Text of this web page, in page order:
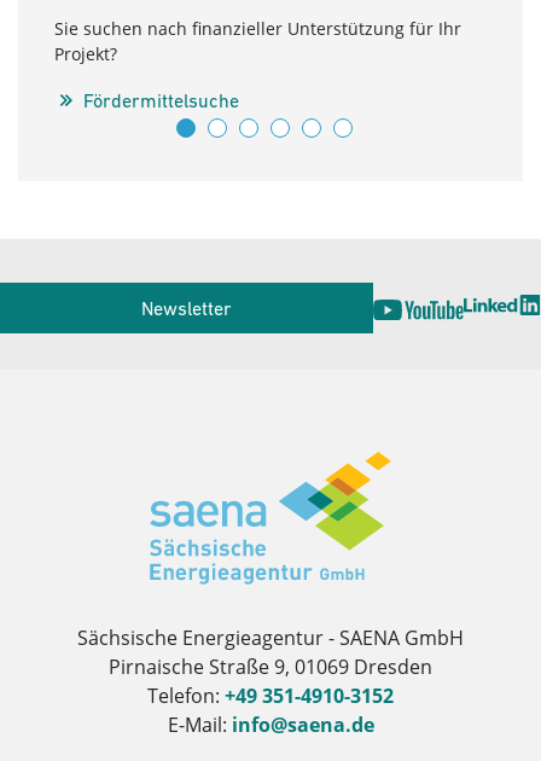
Sie suchen nach finanzieller Unterstützung für Ihr
Projekt?
Fördermittelsuche
Newsletter
Sächsische Energieagentur - SAENA GmbH
Pirnaische Straße 9, 01069 Dresden
Telefon: +49 351-4910-3152
E-Mail: info@saena.de